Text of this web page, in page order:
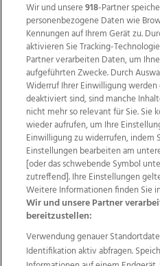
Wir über uns
Datenschutz
AGB Website
Weitere Angebote des
Wir und unsere918-Partner
personenbezogene Daten wie
Kennungen auf Ihrem Gerät zu.
aktivieren Sie Tracking-
Partner verarbeiten Daten, um
aufgeführten Zwecke. Durch
Widerruf Ihrer Einwilligung
deaktiviert sind, sind manche
nicht mehr so relevant für Sie. Sie
wieder aufrufen, um Ihre
Einwilligung zu widerrufen, indem
Einstellungen bearbeiten am
[oder das schwebende Symbol
zutreffend]. Ihre Einstellungen
Weitere Informationen finden Sie
Wir und unsere Partner
bereitzustellen:
Verwendung genauer
Identifikation aktiv abfragen.